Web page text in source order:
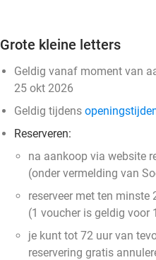
Grote kleine letters
Geldig vanaf moment van
25 okt 2026
Geldig tijdens
Reserveren:
na aankoop via website
(onder vermelding van
reserveer met ten minste
(1 voucher is geldig voor
je kunt tot 72 uur van
reservering gratis